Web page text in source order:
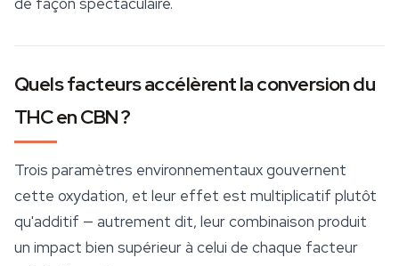
Quels facteurs accélèrent la conversion du
THC en CBN ?
Trois paramètres environnementaux gouvernent
cette oxydation, et leur effet est multiplicatif plutôt
qu'additif — autrement dit, leur combinaison produit
un impact bien supérieur à celui de chaque facteur